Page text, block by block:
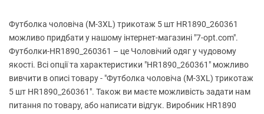
Футболка чоловіча (M-3XL) трикотаж 5 шт HR1890_260361
можливо придбати у нашому інтернет-магазині "7-opt.com".
Футболки-HR1890_260361 – це Чоловічий одяг у чудовому
якості. Всі опції та характеристики "HR1890_260361" можливо
вивчити в описі товару - "Футболка чоловіча (M-3XL) трикотаж
5 шт HR1890_260361". Також ви маєте можливість задати нам
питання по товару, або написати відгук. Виробник HR1890